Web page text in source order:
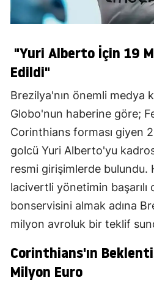
"Yuri Alberto İçin 19
Edildi"
Brezilya'nın önemli medya
Globo'nun haberine göre;
Corinthians forması giyen
golcü Yuri Alberto'yu
resmi girişimlerde bulundu.
lacivertli yönetimin başarılı
bonservisini almak adına
milyon avroluk bir teklif
Corinthians'ın
Milyon Euro